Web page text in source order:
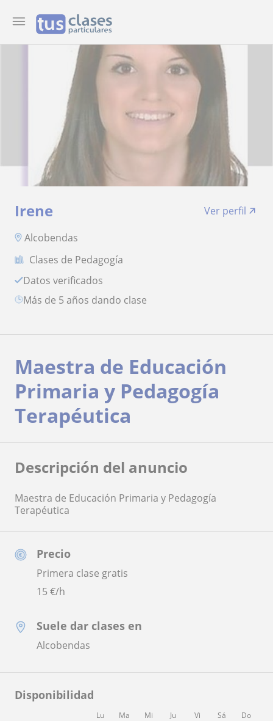
Irene
Ver perfil
Alcobendas
Clases de Pedagogía
Datos verificados
más de 5 años dando clase
Precio
Primera clase gratis
15€/h
Suele dar clases en
Alcobendas
Disponibilidad
Lu Ma Mi Ju Vi Sá Do
Maestra de Educación
Primaria y Pedagogía
Terapéutica
Descripción del anuncio
Maestra de Educación Primaria y Pedagogía
Terapéutica